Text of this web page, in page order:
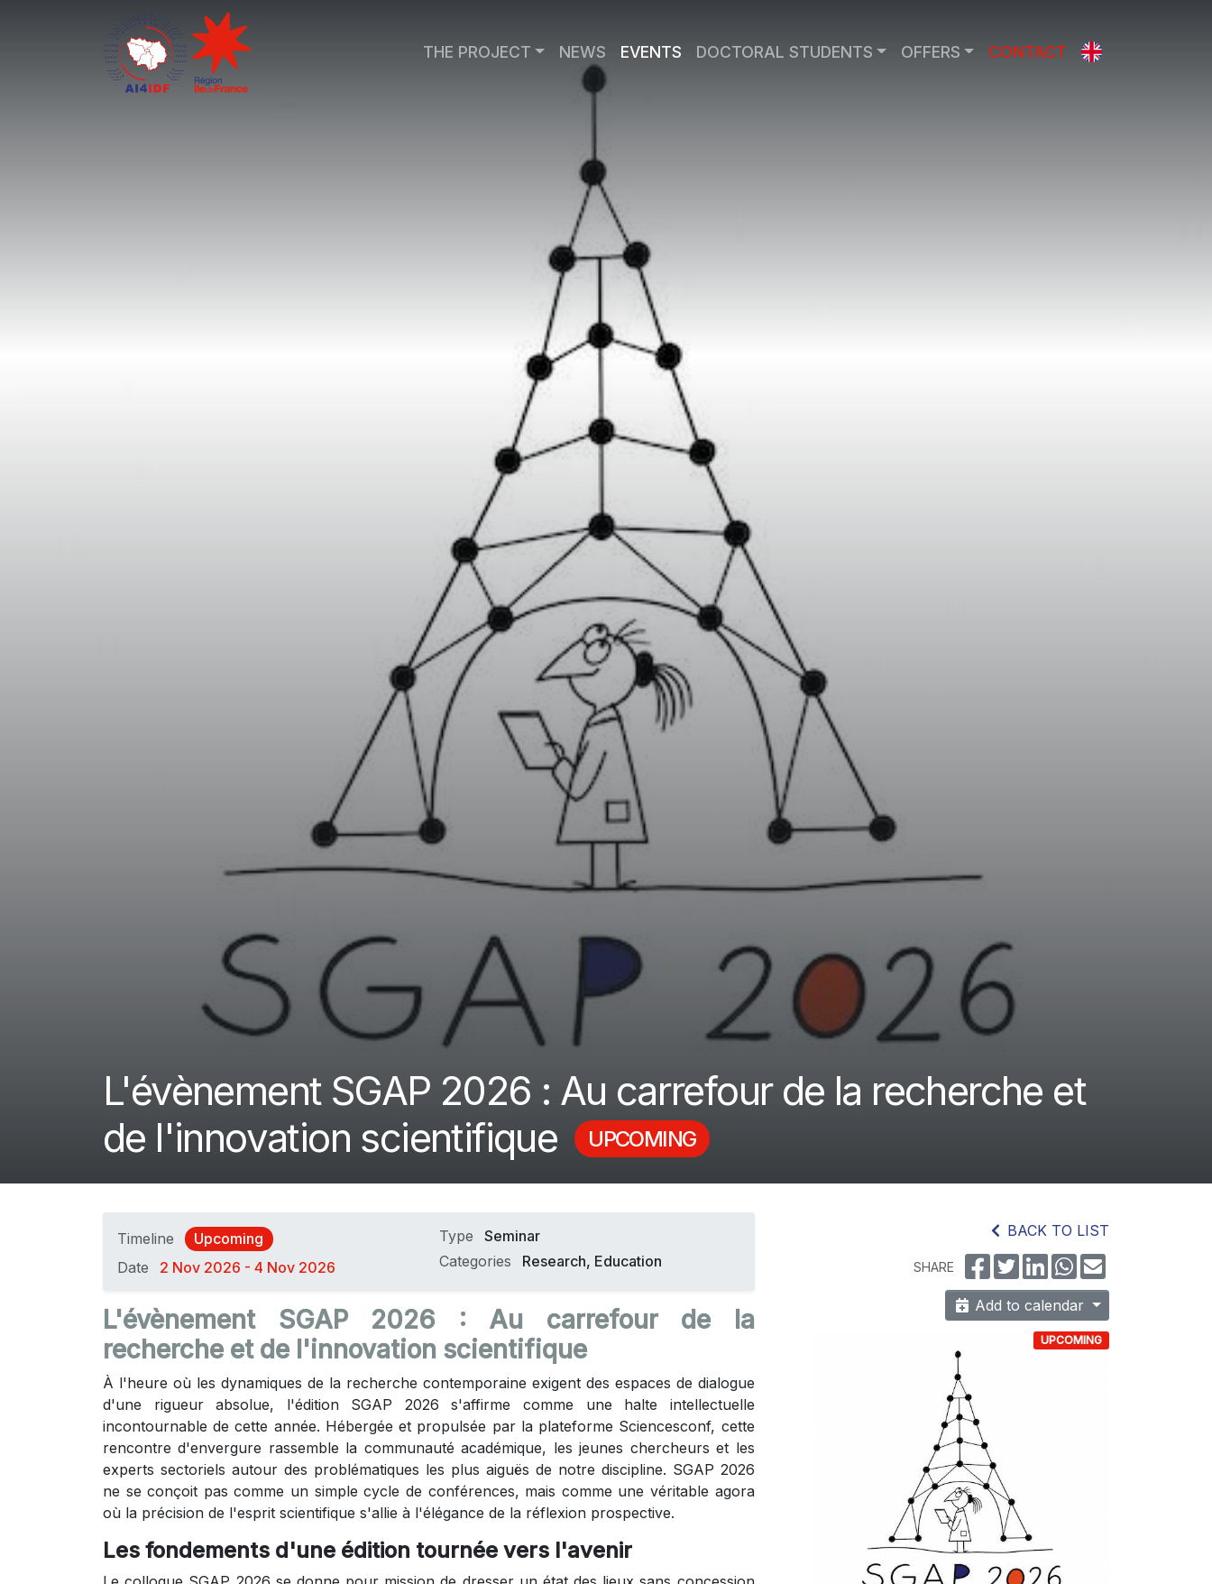
THE PROJECT NEWS EVENTS DOCTORAL STUDENTS OFFERS CONTACT
L'évènement SGAP 2026 : Au carrefour de la recherche et
de l'innovation scientifique
UPCOMING
BACK TO LIST
SHARE
Add to calendar
UPCOMING
Timeline
Upcoming
Date
2 Nov 2026 - 4 Nov 2026
Type
Seminar
Categories
Research, Education
L'évènement SGAP 2026 : Au carrefour de la
recherche et de l'innovation scientifique
À l'heure où les dynamiques de la recherche contemporaine exigent des espaces de dialogue
d'une rigueur absolue, l'édition SGAP 2026 s'affirme comme une halte intellectuelle
incontournable de cette année. Hébergée et propulsée par la plateforme Sciencesconf, cette
rencontre d'envergure rassemble la communauté académique, les jeunes chercheurs et les
experts sectoriels autour des problématiques les plus aiguës de notre discipline. SGAP 2026
ne se conçoit pas comme un simple cycle de conférences, mais comme une véritable agora
où la précision de l'esprit scientifique s'allie à l'élégance de la réflexion prospective.
Les fondements d'une édition tournée vers l'avenir
Cookies management panel